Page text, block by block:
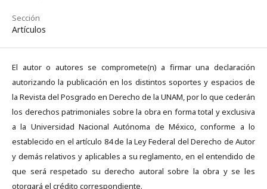
Sección
Artículos
El autor o autores se compromete(n) a firmar una declaración
autorizando la publicación en los distintos soportes y espacios de
la Revista del Posgrado en Derecho de la UNAM, por lo que cederán
los derechos patrimoniales sobre la obra en forma total y exclusiva
a la Universidad Nacional Autónoma de México, conforme a lo
establecido en el artículo 84 de la Ley Federal del Derecho de Autor
y demás relativos y aplicables a su reglamento, en el entendido de
que será respetado su derecho autoral sobre la obra y se les
otorgará el crédito correspondiente.